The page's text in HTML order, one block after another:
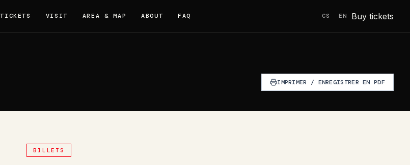
TICKETS VISIT AREA & MAP ABOUT FAQ CS EN Buy tickets
IMPRIMER / ENREGISTRER EN PDF
BILLETS